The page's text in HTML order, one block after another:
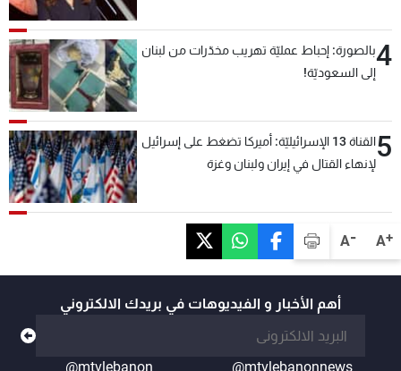
A+
A-
4بالصورة: إحباط عمليّة تهريب مخدّرات من لبنان
إلى السعوديّة!
5
القناة 13 الإسرائيليّة: أميركا تضغط على إسرائيل
لإنهاء القتال في إيران ولبنان وغزة
أهم الأخبار و الفيديوهات في بريدك الالكتروني
@mtvlebanonnews
@mtvlebanon